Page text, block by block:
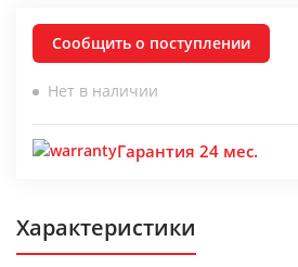
Сообщить о поступлении
Нет в наличии
Гарантия 24 мес.
Характеристики